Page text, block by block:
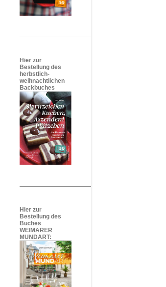
Hier zur
Bestellung des
herbstlich-
weihnachtlichen
Backbuches
Hier zur
Bestellung des
Buches
WEIMARER
MUNDART: